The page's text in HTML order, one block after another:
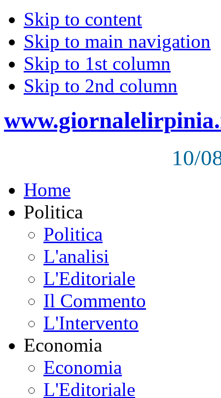
Skip to content
Skip to main navigation
Skip to 1st column
Skip to 2nd column
10/
Home
Politica
Politica
L'analisi
L'Editoriale
Il Commento
L'Intervento
Economia
Economia
L'Editoriale